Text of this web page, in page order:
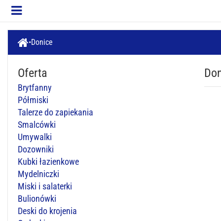
Donice
Oferta
Brytfanny
Półmiski
Talerze do zapiekania
Smalcówki
Umywalki
Dozowniki
Kubki łazienkowe
Mydelniczki
Miski i salaterki
Bulionówki
Deski do krojenia